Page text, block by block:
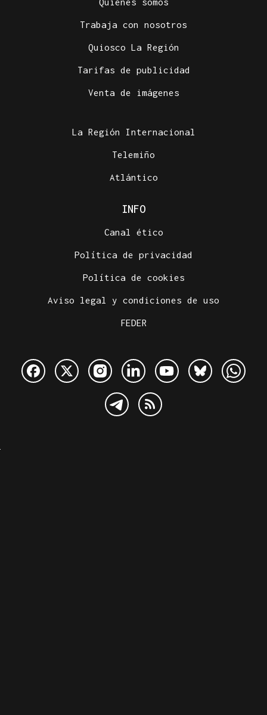
Trabaja con nosotros
Quiosco La Región
Tarifas de publicidad
Venta de imágenes
La Región Internacional
Telemiño
Atlántico
INFO
Canal ético
Política de privacidad
Política de cookies
Aviso legal y condiciones de uso
FEDER